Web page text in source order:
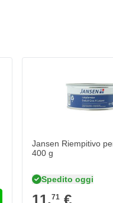
Jansen Riempitivo
400 g
Spedito oggi
11,71€